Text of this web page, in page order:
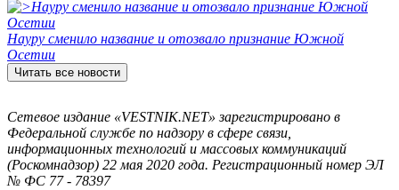
Науру сменило название и отозвало признание Южной
Осетии
Читать все новости
Сетевое издание «VESTNIK.NET» зарегистрировано в
Федеральной службе по надзору в сфере связи,
информационных технологий и массовых коммуникаций
(Роскомнадзор) 22 мая 2020 года. Регистрационный номер ЭЛ
№ ФС 77 - 78397